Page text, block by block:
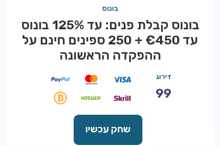
טיפים
בונוס
בונוס קבלת פנים: עד 125% בונוס
עד €450 + 250 ספינים חינם על
ההפקדה הראשונה
דירוג
99
שחק עכשיו